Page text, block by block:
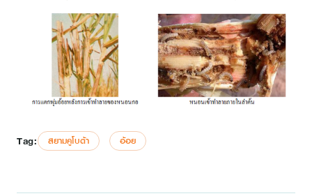
Tag: สยามคูโบต้า อ้อย